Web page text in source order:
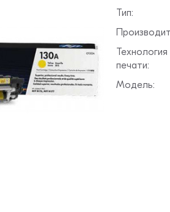
Тип:
Технология
печати:
Модель: